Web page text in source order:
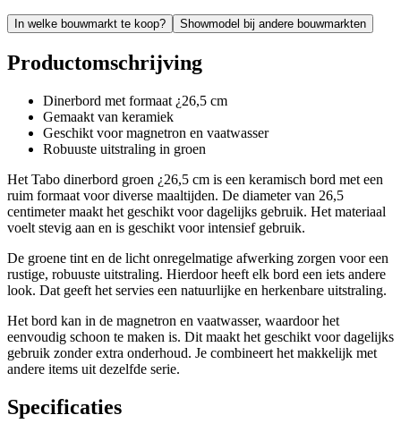
In welke bouwmarkt te koop? Showmodel bij andere bouwmarkten
Productomschrijving
Dinerbord met formaat ¿26,5 cm
Gemaakt van keramiek
Geschikt voor magnetron en vaatwasser
Robuuste uitstraling in groen
Het Tabo dinerbord groen ¿26,5 cm is een keramisch bord met een
ruim formaat voor diverse maaltijden. De diameter van 26,5
centimeter maakt het geschikt voor dagelijks gebruik. Het materiaal
voelt stevig aan en is geschikt voor intensief gebruik.
De groene tint en de licht onregelmatige afwerking zorgen voor een
rustige, robuuste uitstraling. Hierdoor heeft elk bord een iets andere
look. Dat geeft het servies een natuurlijke en herkenbare uitstraling.
Het bord kan in de magnetron en vaatwasser, waardoor het
eenvoudig schoon te maken is. Dit maakt het geschikt voor dagelijks
gebruik zonder extra onderhoud. Je combineert het makkelijk met
andere items uit dezelfde serie.
Specificaties